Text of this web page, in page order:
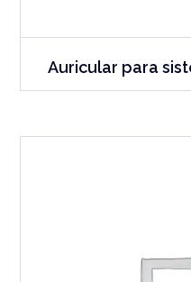
Auricular para